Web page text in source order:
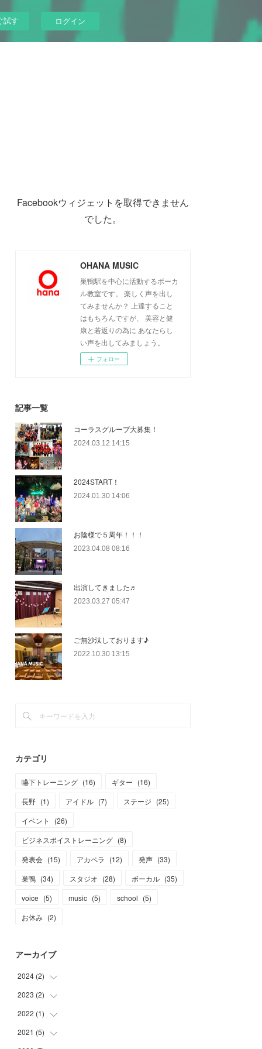
試す ログイン
Facebookウィジェットを取得できません
でした。
OHANA MUSIC
巣鴨駅を中心に活動するボーカ
ル教室です。 楽しく声を出し
てみませんか？ 上達すること
はもちろんですが、 美容と健
康と若返りの為に あなたらし
い声を出してみましょう。
フォロー
記事一覧
コーラスグループ大募集！
2024.03.12 14:15
2024START！
2024.01.30 14:06
お陰様で５周年！！！
2023.04.08 08:16
出演してきました♬
2023.03.27 05:47
ご無沙汰しております♪
2022.10.30 13:15
カテゴリ
嚥下トレーニング (16) ギター (16)
長野 (1) アイドル (7) ステージ (25)
イベント
(26)
ビジネスボイストレーニング (8)
発表会 (15) アカペラ (12) 発声 (33)
巣鴨 (34) スタジオ (28) ボーカル (35)
voice (5) music (5) school (5)
お休み (2)
アーカイブ
2024 (2)
(
)
(
)
2023 (2)
(
)
(
)
2022 (1)
(
)
2021 (5)